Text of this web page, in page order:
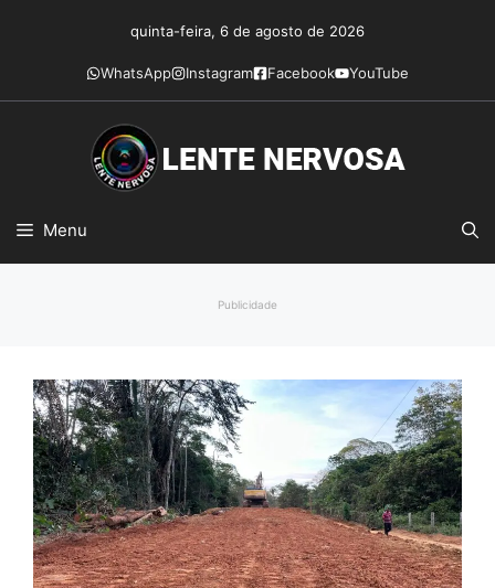
conteúdo
quinta-feira, 6 de agosto de 2026
WhatsApp Instagram Facebook YouTube
Menu
Publicidade